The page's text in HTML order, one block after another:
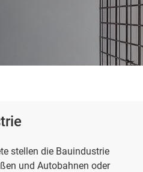
stellen die Bauindustrie
und Autobahnen oder